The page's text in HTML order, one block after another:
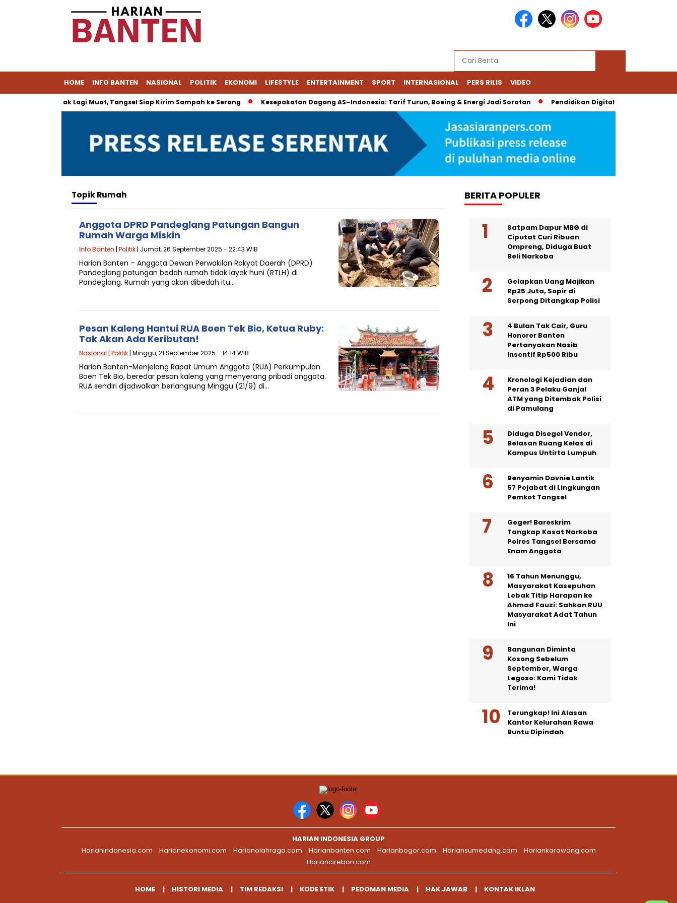
HOME INFO BANTEN NASIONAL POLITIK EKONOMI LIFESTYLE ENTERTAINMENT SPORT INTERNASIONAL PERS RILIS VIDEO
Cipeucang Tak Lagi Muat, Tangsel Siap Kirim Sampah ke Serang Kesepakatan Dagang AS–Indonesia: Tarif Turun, Boeing & Energi Jadi Sorotan Pendidikan Digital Bernoda:
TopikRumah
Anggota DPRD Pandeglang Patungan Bangun
Rumah Warga Miskin
Info Banten | Politik | Jumat, 26 September 2025 - 22:43 WIB
Harian Banten – Anggota Dewan Perwakilan Rakyat Daerah (DPRD)
Pandeglang patungan bedah rumah tidak layak huni (RTLH) di
Pandeglang. Rumah yang akan dibedah itu…
Pesan Kaleng Hantui RUA Boen Tek Bio, Ketua Ruby:
Tak Akan Ada Keributan!
Nasional | Politik | Minggu, 21 September 2025 - 14:14 WIB
Harian Banten-Menjelang Rapat Umum Anggota (RUA) Perkumpulan
Boen Tek Bio, beredar pesan kaleng yang menyerang pribadi anggota.
RUA sendiri dijadwalkan berlangsung Minggu (21/9) di…
BERITA POPULER
Satpam Dapur MBG di
Ciputat Curi Ribuan
Ompreng, Diduga Buat
Beli Narkoba
Gelapkan Uang Majikan
Rp25 Juta, Sopir di
Serpong Ditangkap Polisi
4 Bulan Tak Cair, Guru
Honorer Banten
Pertanyakan Nasib
Insentif Rp500 Ribu
Kronologi Kejadian dan
Peran 3 Pelaku Ganjal
ATM yang Ditembak Polisi
di Pamulang
Diduga Disegel Vendor,
Belasan Ruang Kelas di
Kampus Untirta Lumpuh
Benyamin Davnie Lantik
57 Pejabat di Lingkungan
Pemkot Tangsel
Geger! Bareskrim
Tangkap Kasat Narkoba
Polres Tangsel Bersama
Enam Anggota
16 Tahun Menunggu,
Masyarakat Kasepuhan
Lebak Titip Harapan ke
Ahmad Fauzi: Sahkan RUU
Masyarakat Adat Tahun
Ini
Bangunan Diminta
Kosong Sebelum
September, Warga
Legoso: Kami Tidak
Terima!
Terungkap! Ini Alasan
Kantor Kelurahan Rawa
Buntu Dipindah
HARIAN INDONESIA GROUP
Harianindonesia.com
Harianekonomi.com Harianolahraga.com Harianbanten.com Harianbogor.com Hariansumedang.com
Hariankarawang.com
Hariancirebon.com
HOME HISTORI MEDIA TIM REDAKSI KODE ETIK PEDOMAN MEDIA HAK JAWAB KONTAK IKLAN